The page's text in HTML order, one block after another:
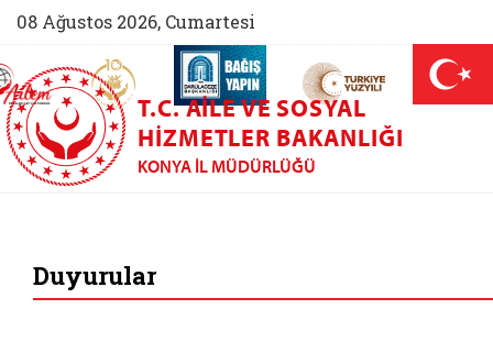
08 Ağustos 2026, Cumartesi
(yeni sekmede açılır)
AİLEM İletişim Merkezi (yeni sekmede açılır)
Aile ve Nüfus On Yılı (yeni sekmede açılır)
Darülaceze bağış sayfası (yeni
T.C. AILE VE SOSYAL
HIZMETLER BAKANLIĞI
KONYA İL MÜDÜRLÜĞÜ
Duyurular